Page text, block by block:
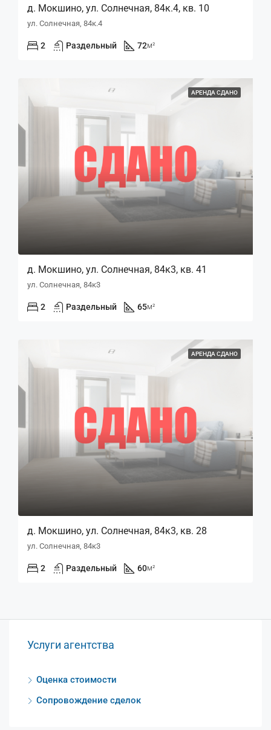
д. Мокшино, ул. Солнечная, 84к.4, кв. 10
ул. Солнечная, 84к.4
2 Раздельный 72м²
АРЕНДА СДАНО
д. Мокшино, ул. Солнечная, 84к3, кв. 41
ул. Солнечная, 84к3
2 Раздельный 65м²
АРЕНДА СДАНО
д. Мокшино, ул. Солнечная, 84к3, кв. 28
ул. Солнечная, 84к3
2 Раздельный 60м²
Услуги агентства
Оценка стоимости
Сопровождение сделок